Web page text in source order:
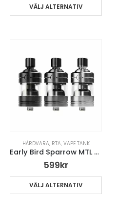
VÄLJ ALTERNATIV
HÅRDVARA, RTA, VAPE TANK
Early Bird Sparrow MTL RTA
599kr
VÄLJ ALTERNATIV